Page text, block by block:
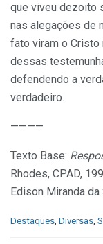
que viveu dezoito
nas alegações de
fato viram o Cristo
dessas
defendendo a
verdadeiro.
————
Texto Base:
Rhodes, CPAD,
Edison Miranda
C
Destaques, Diversas,